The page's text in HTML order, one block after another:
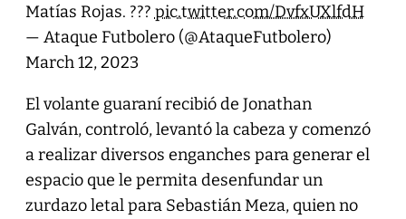
Matías Rojas. ??? pic.twitter.com/DvfxUXlfdH
— Ataque Futbolero (@AtaqueFutbolero)
March 12, 2023
El volante guaraní recibió de Jonathan
Galván, controló, levantó la cabeza y comenzó
a realizar diversos enganches para generar el
espacio que le permita desenfundar un
zurdazo letal para Sebastián Meza, quien no